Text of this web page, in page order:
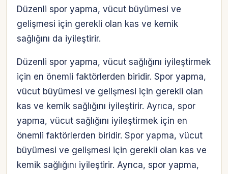
Düzenli spor yapma, vücut büyümesi ve
gelişmesi için gerekli olan kas ve kemik
sağlığını da iyileştirir.
Düzenli spor yapma, vücut sağlığını iyileştirmek
için en önemli faktörlerden biridir. Spor yapma,
vücut büyümesi ve gelişmesi için gerekli olan
kas ve kemik sağlığını iyileştirir. Ayrıca, spor
yapma, vücut sağlığını iyileştirmek için en
önemli faktörlerden biridir. Spor yapma, vücut
büyümesi ve gelişmesi için gerekli olan kas ve
kemik sağlığını iyileştirir. Ayrıca, spor yapma,